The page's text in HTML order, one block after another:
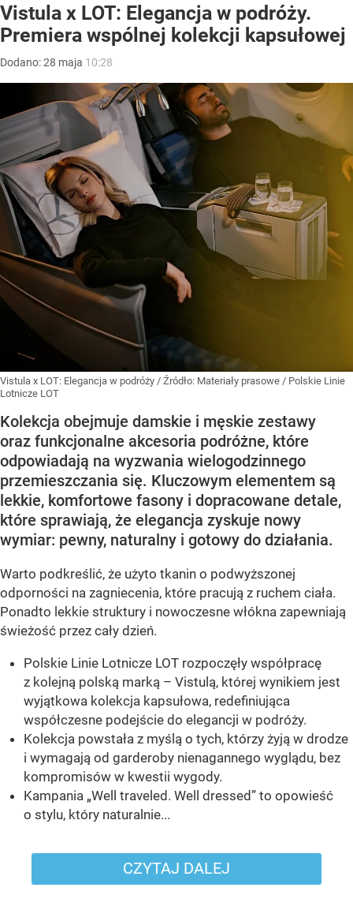
Vistula x LOT: Elegancja w podróży.
Premiera wspólnej kolekcji kapsułowej
Dodano:28 maja 10:28
Vistula x LOT: Elegancja w podróży / Źródło: Materiały prasowe / Polskie Linie
Lotnicze LOT
Kolekcja obejmuje damskie i męskie zestawy
oraz funkcjonalne akcesoria podróżne, które
odpowiadają na wyzwania wielogodzinnego
przemieszczania się. Kluczowym elementem są
lekkie, komfortowe fasony i dopracowane detale,
które sprawiają, że elegancja zyskuje nowy
wymiar: pewny, naturalny i gotowy do działania.
Warto podkreślić, że użyto tkanin o podwyższonej
odporności na zagniecenia, które pracują z ruchem ciała.
Ponadto lekkie struktury i nowoczesne włókna zapewniają
świeżość przez cały dzień.
Polskie Linie Lotnicze LOT rozpoczęły współpracę
z kolejną polską marką – Vistulą, której wynikiem jest
wyjątkowa kolekcja kapsułowa, redefiniująca
współczesne podejście do elegancji w podróży.
Kolekcja powstała z myślą o tych, którzy żyją w drodze
i wymagają od garderoby nienagannego wyglądu, bez
kompromisów w kwestii wygody.
Kampania „Well traveled. Well dressed” to opowieść
o stylu, który naturalnie...
CZYTAJ DALEJ